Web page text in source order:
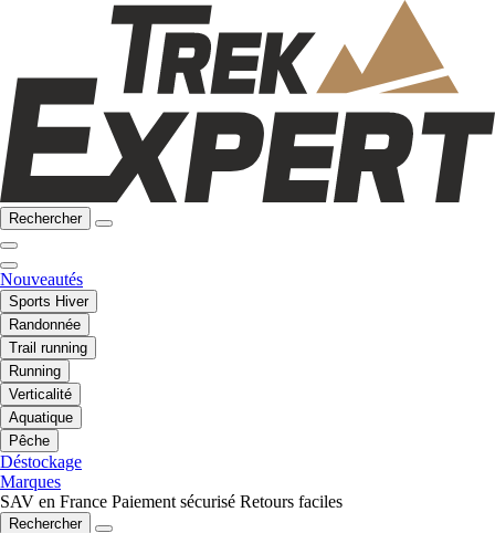
Rechercher
Nouveautés
Sports Hiver
Randonnée
Trail running
Running
Verticalité
Aquatique
Pêche
Déstockage
Marques
SAV en France Paiement sécurisé Retours faciles
Rechercher